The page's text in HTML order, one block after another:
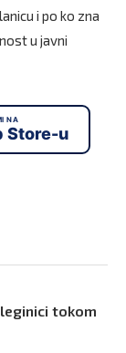
i po ko zna
u javni
NA
Store-u
tokom